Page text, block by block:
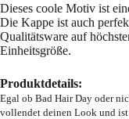
Dieses coole Motiv ist
Die Kappe ist auch
Qualitätsware auf
Einheitsgröße.
Produktdetails:
Egal ob Bad Hair Day oder
vollendet deinen Look und